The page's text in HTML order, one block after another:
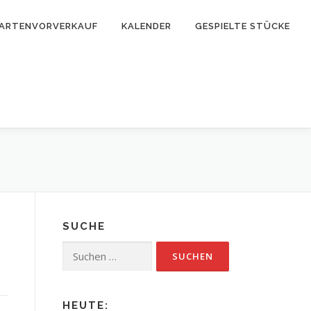
KALENDER GESPIELTE STÜCKE
SUCHE
nach:
HEUTE: